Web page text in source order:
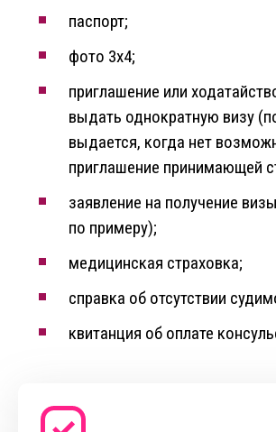
паспорт;
фото 3х4;
приглашение или
выдать однократную визу
выдается, когда нет
приглашение принимающей
заявление на получение
по примеру);
медицинская страховка;
справка об отсутствии
квитанция об оплате